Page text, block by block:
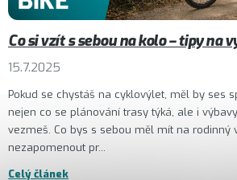
Co si vzít s sebou na kolo – tipy na
15.7.2025
Pokud se chystáš na cyklovýlet, měl by ses
nejen co se plánování trasy týká, ale i
vezmeš. Co bys s sebou měl mít na rodinný
nezapomenout pr...
Celý článek